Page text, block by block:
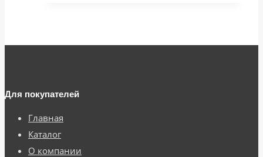
Для покупателей
Главная
Каталог
О компании